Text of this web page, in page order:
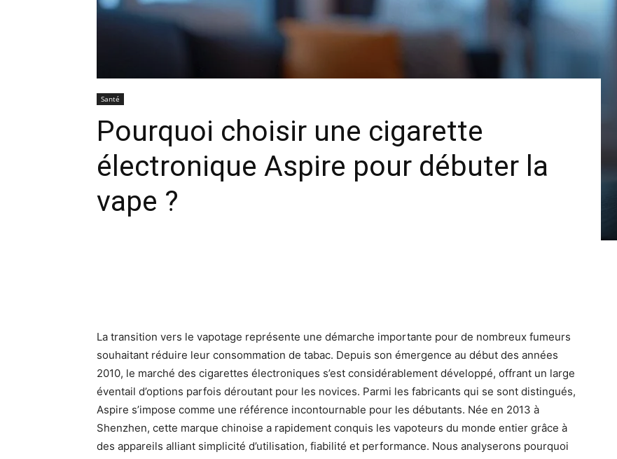
Santé
Pourquoi choisir une cigarette
électronique Aspire pour débuter la
vape ?
La transition vers le vapotage représente une démarche importante pour de nombreux fumeurs
souhaitant réduire leur consommation de tabac. Depuis son émergence au début des années
2010, le marché des cigarettes électroniques s’est considérablement développé, offrant un large
éventail d’options parfois déroutant pour les novices. Parmi les fabricants qui se sont distingués,
Aspire s’impose comme une référence incontournable pour les débutants. Née en 2013 à
Shenzhen, cette marque chinoise a rapidement conquis les vapoteurs du monde entier grâce à
des appareils alliant simplicité d’utilisation, fiabilité et performance. Nous analyserons pourquoi